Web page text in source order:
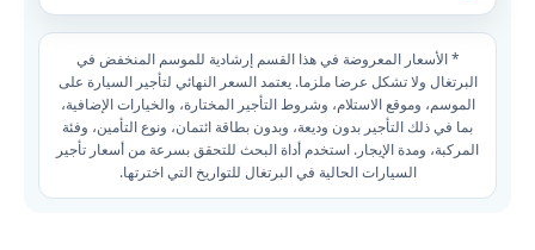
* الأسعار المعروضة في هذا القسم إرشادية للموسم المنخفض في
البرتغال ولا تشكل عرضا ملزما. يعتمد السعر النهائي لتأجير السيارة على
الموسم، وموقع الاستلام، وشروط التأجير المختارة، والخيارات الإضافية،
بما في ذلك التأجير بدون وديعة، وبدون بطاقة ائتمان، ونوع التأمين، وفئة
المركبة، ومدة الإيجار. استخدم أداة البحث للتحقق بسرعة من أسعار تأجير
السيارات الحالية في البرتغال للتواريخ التي اخترتها.